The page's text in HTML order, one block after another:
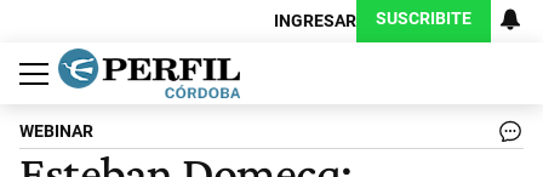
INGRESAR SUSCRIBITE
Política
Economía
Judiciales
Sociedad
Cultura
Espectáculos
Deportes
Protagonistas
WEBINAR